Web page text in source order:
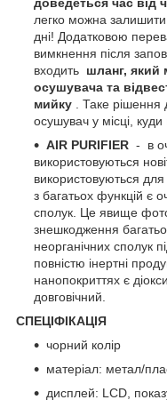
легко можна
дні! Додатковою
вимкнення після
входить шланг, який
осушувача та
мийку . Таке рішення
осушувач у місці, куди
AIR PURIFIER -
в
використовуються
використовуються
з багатьох функцій є
сполук. Це явище
знешкодження
неорганічних сполук
повністю інертні
нанопокриттях є
довговічний.
СПЕЦІФІКАЦІЯ
чорний колір
матеріал: метал/
дисплей: LCD,